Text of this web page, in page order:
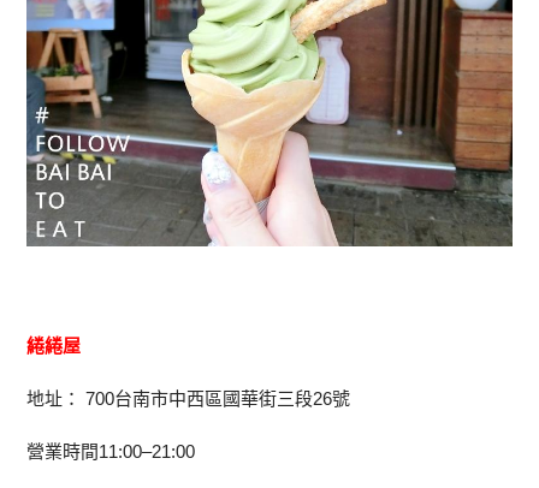
綣綣屋
地址： 700台南市中西區國華街三段26號
營業時間11:00–21:00